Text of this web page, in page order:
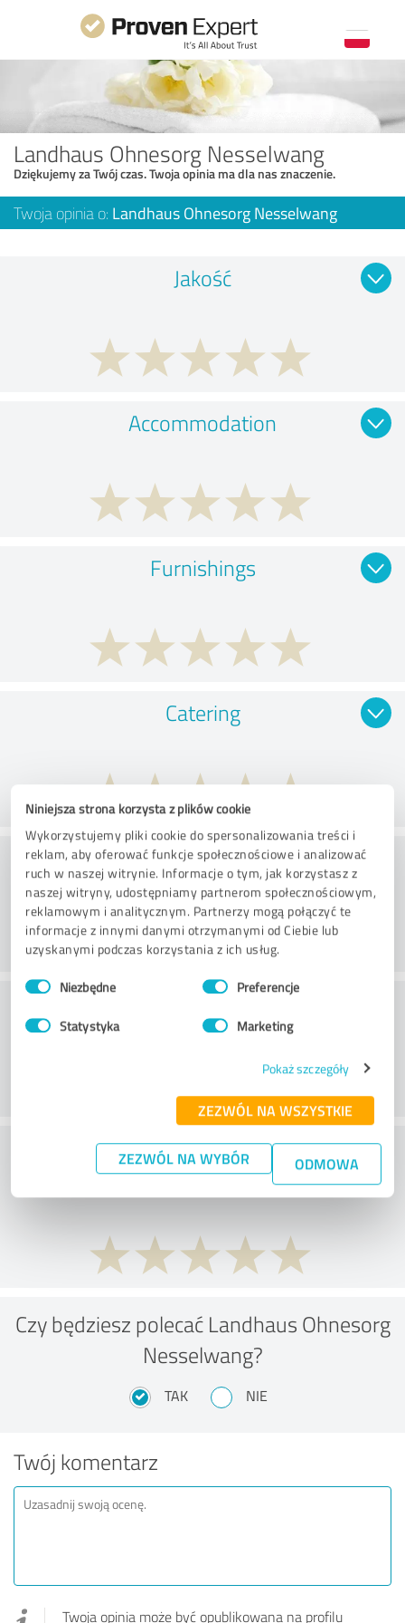
Niniejsza strona korzysta z plików cookie
Wykorzystujemy pliki cookie do spersonalizowania treści i
reklam, aby oferować funkcje społecznościowe i analizować
ruch w naszej witrynie. Informacje o tym, jak korzystasz z
naszej witryny, udostępniamy partnerom społecznościowym,
reklamowym i analitycznym. Partnerzy mogą połączyć te
informacje z innymi danymi otrzymanymi od Ciebie lub
uzyskanymi podczas korzystania z ich usług.
Wybór
zgody Niezbędne Preferencje
Statystyka Marketing
Pokaż szczegóły
ZEZWÓL NA WSZYSTKIE
ZEZWÓL NA WYBÓR ODMOWA
Landhaus Ohnesorg Nesselwang
Dziękujemy za Twój czas. Twoja opinia ma dla nas znaczenie.
Twoja opinia o: Landhaus Ohnesorg Nesselwang
Jakość
Accommodation
Furnishings
Catering
Service
Location
Co sądzisz o stosunku ceny do
wydajności?
Czy będziesz polecać Landhaus Ohnesorg
Nesselwang?
TAK NIE
Twój komentarz
Twoja opinia może być opublikowana na profilu